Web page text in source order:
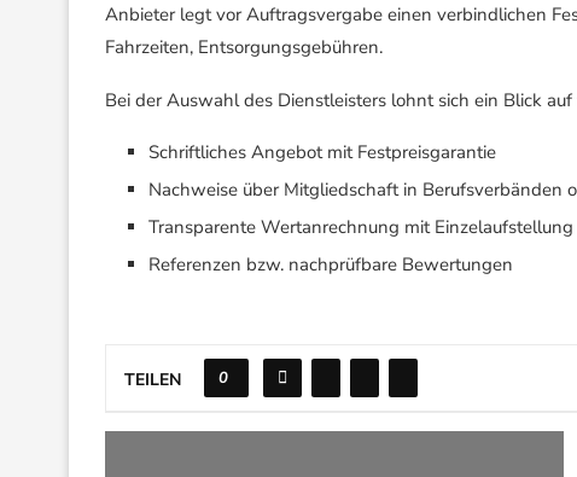
Anbieter legt vor Auftragsvergabe einen verbindlichen
Fahrzeiten, Entsorgungsgebühren.
Bei der Auswahl des Dienstleisters lohnt sich ein Blick
Schriftliches Angebot mit Festpreisgarantie
Nachweise über Mitgliedschaft in Berufsverbänden
Transparente Wertanrechnung mit Einzelaufstellung
Referenzen bzw. nachprüfbare Bewertungen
TEILEN 0